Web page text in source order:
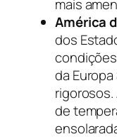
mais
América
dos
da
rigorosos.
de